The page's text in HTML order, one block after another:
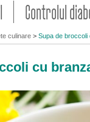
Controlul
culinare > Supa de
cu